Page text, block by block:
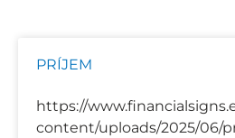
PRÍJEM
https://
content/uploads/2025/06/